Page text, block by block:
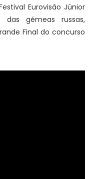
Eurovisão Júnior
gémeas russas,
Final do concurso